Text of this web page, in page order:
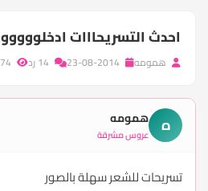
احدث التسريحااات ادخلووووو
همومه
ه همومه
عروس مشرقة
تسريحات للشعر سهلة بالصور